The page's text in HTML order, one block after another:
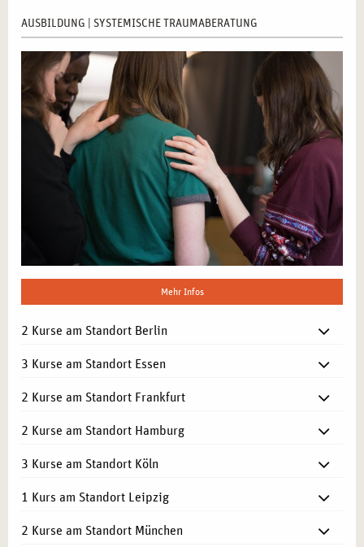
AUSBILDUNG | SYSTEMISCHE TRAUMABERATUNG
Mehr Infos
2 Kurse am Standort Berlin
3 Kurse am Standort Essen
2 Kurse am Standort Frankfurt
2 Kurse am Standort Hamburg
3 Kurse am Standort Köln
1 Kurs am Standort Leipzig
2 Kurse am Standort München